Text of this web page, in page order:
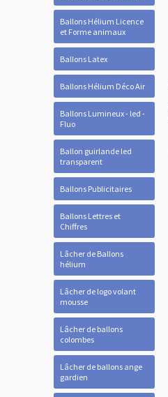
Ballons Hélium Licence
et Forme animaux
Ballons Latex
Ballons Hélium Déco Air
Ballons Lumineux - led -
Fluo
Ballon guirlande led
transparent
Ballons Publicitaires
Ballons Lettres et
Chiffres
Lâcher de Ballons
hélium
Lâcher de logo volant
mousse
Lâcher de ballons
colombes
Lâcher de ballons ange
gardien